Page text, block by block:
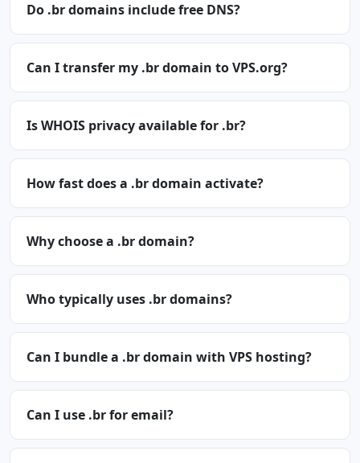
Do .br domains include free DNS?
Can I transfer my .br domain to VPS.org?
Is WHOIS privacy available for .br?
How fast does a .br domain activate?
Why choose a .br domain?
Who typically uses .br domains?
Can I bundle a .br domain with VPS hosting?
Can I use .br for email?